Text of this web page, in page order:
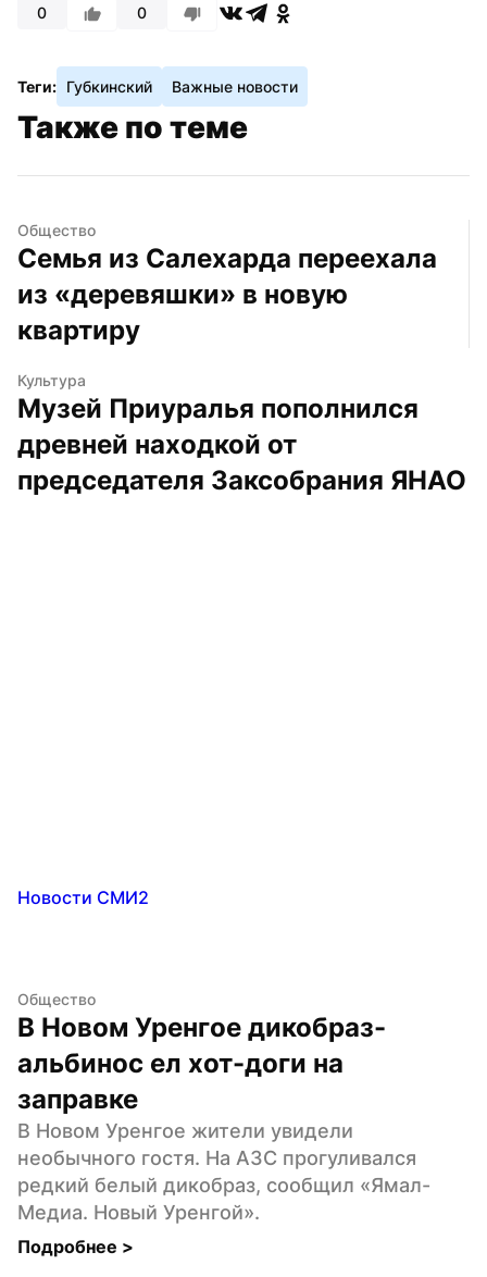
0 0
Теги: Губкинский Важные новости
Также по теме
Общество
Семья из Салехарда переехала
из «деревяшки» в новую
квартиру
Культура
Музей Приуралья пополнился
древней находкой от
председателя Заксобрания ЯНАО
Новости СМИ2
Общество
В Новом Уренгое дикобраз-
альбинос ел хот-доги на
заправке
В Новом Уренгое жители увидели
необычного гостя. На АЗС прогуливался
редкий белый дикобраз, сообщил «Ямал-
Медиа. Новый Уренгой».
Подробнее >